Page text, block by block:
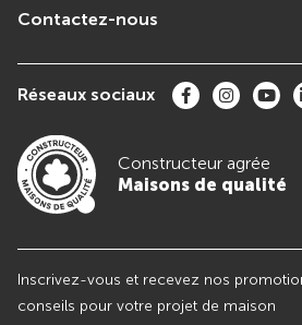
Contactez-nous
Réseaux sociaux
Constructeur agrée
Maisons de qualité
Inscrivez-vous et recevez nos
conseils pour votre projet de maison